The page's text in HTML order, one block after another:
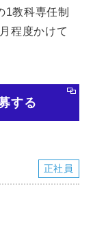
1教科専任制
程度かけて
する
正社員